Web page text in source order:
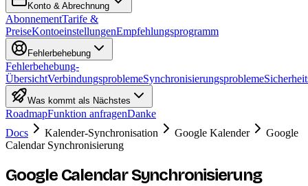
Konto & Abrechnung
AbonnementTarife &
PreiseKontoeinstellungenEmpfehlungsprogramm
Fehlerbehebung
Fehlerbehebung-
ÜbersichtVerbindungsproblemeSynchronisierungsprobleme
Was kommt als Nächstes
RoadmapFunktion anfragenDanke
Docs
Kalender-Synchronisation Google Kalender
Google
Calendar Synchronisierung
Google Calendar Synchronisierung